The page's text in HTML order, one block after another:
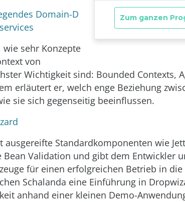
Domain-D
wie sehr Konzepte
von
Wichtigkeit sind: Bounded Contexts,
erläutert er, welch enge Beziehung
sie sich gegenseitig beeinflussen.
Standardkomponenten wie
Bean Validation und gibt dem Entwickler
für einen erfolgreichen Betrieb in die
Schalanda eine Einführung in
anhand einer kleinen Demo-